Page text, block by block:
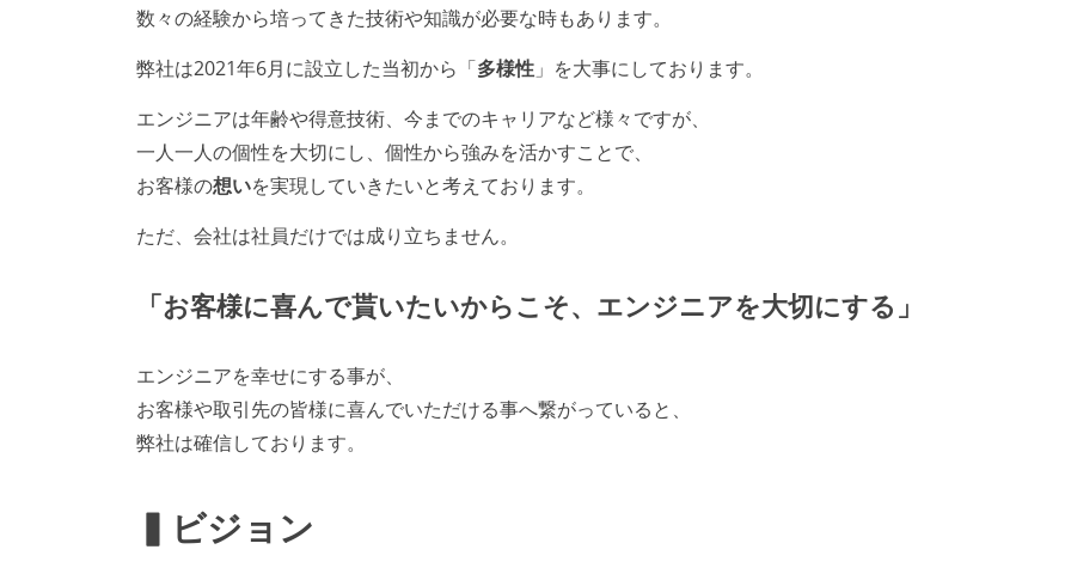
数々の経験から培ってきた技術や知識が必要な時もあります。
弊社は2021年6月に設立した当初から「多様性 」を大事にしております。
エンジニアは年齢や得意技術、今までのキャリアなど様々ですが、
一人一人の個性を大切にし、個性から強みを活かすことで、
お客様の想いを実現していきたいと考えております。
ただ、会社は社員だけでは成り立ちません。
「お客様に喜んで貰いたいからこそ、エンジニアを大切にする」
エンジニアを幸せにする事が、
お客様や取引先の皆様に喜んでいただける事へ繋がっていると、
弊社は確信しております。
▍ビジョン